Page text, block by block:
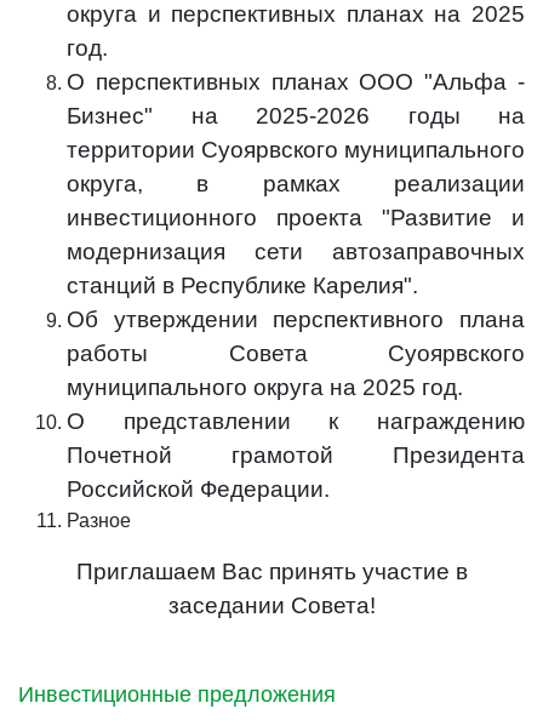
Инвестиционные предложения
округа и перспективных планах на 2025
год.
О перспективных планах ООО "Альфа -
Бизнес" на 2025-2026 годы на
территории Суоярвского муниципального
округа, в рамках реализации
инвестиционного проекта "Развитие и
модернизация сети автозаправочных
станций в Республике Карелия".
Об утверждении перспективного плана
работы Совета Суоярвского
муниципального округа на 2025 год.
О представлении к награждению
Почетной грамотой Президента
Российской Федерации.
Разное
Приглашаем Вас принять участие в
заседании Совета!